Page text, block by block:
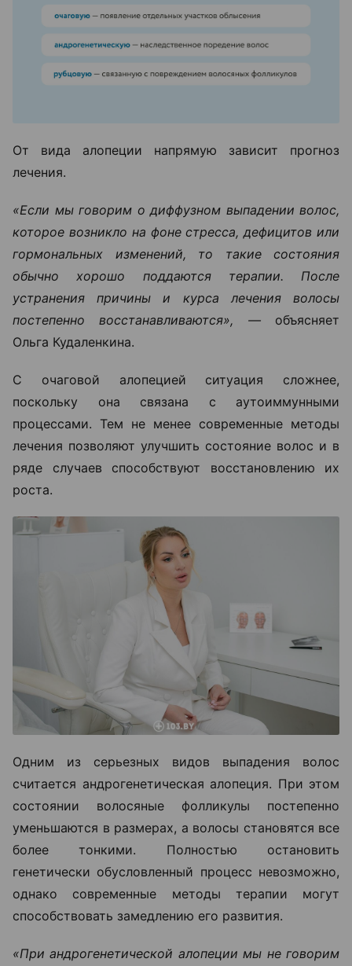
От вида алопеции напрямую зависит прогноз
лечения.
«Если мы говорим о диффузном выпадении волос,
которое возникло на фоне стресса, дефицитов или
гормональных изменений, то такие состояния
обычно хорошо поддаются терапии. После
устранения причины и курса лечения волосы
постепенно восстанавливаются», —объясняет
Ольга Кудаленкина.
С очаговой алопецией ситуация сложнее,
поскольку она связана с аутоиммунными
процессами. Тем не менее современные методы
лечения позволяют улучшить состояние волос и в
ряде случаев способствуют восстановлению их
роста.
Одним из серьезных видов выпадения волос
считается андрогенетическая алопеция. При этом
состоянии волосяные фолликулы постепенно
уменьшаются в размерах, а волосы становятся все
более тонкими. Полностью остановить
генетически обусловленный процесс невозможно,
однако современные методы терапии могут
способствовать замедлению его развития.
«При андрогенетической алопеции мы не говорим